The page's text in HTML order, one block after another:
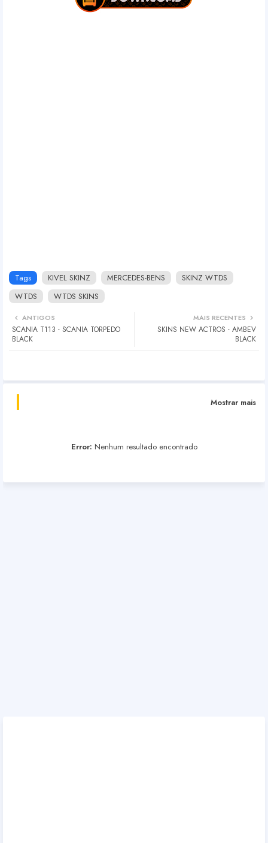
Tags KIVEL SKINZ MERCEDES-BENS
SKINZ WTDS
WTDS
WTDS SKINS
MAIS RECENTES
SKINS NEW ACTROS - AMBEV
BLACK
ANTIGOS
SCANIA T113 - SCANIA TORPEDO
BLACK
Mostrar mais
Error: Nenhum resultado encontrado